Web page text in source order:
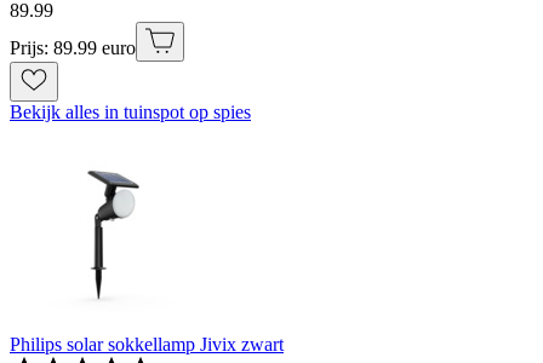
89.99
Prijs: 89.99 euro
Bekijk alles in tuinspot op spies
Philips solar sokkellamp Jivix zwart